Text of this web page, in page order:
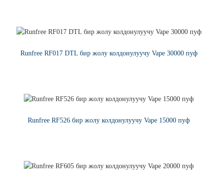
Runfree RF017 DTL бир жолу колдонулуучу Vape 30000 пуф
Runfree RF526 бир жолу колдонулуучу Vape 15000 пуф